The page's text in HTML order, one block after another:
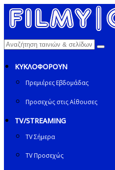
ΚΥΚΛΟΦΟΡΟΥΝ
Πρεμιέρες Εβδομάδας
Προσεχώς στις Αίθουσες
TV/STREAMING
TV Σήμερα
TV Προσεχώς